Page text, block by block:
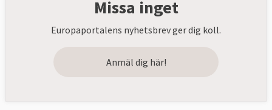
Missa inget
Europaportalens nyhetsbrev ger dig koll.
Anmäl dig här!